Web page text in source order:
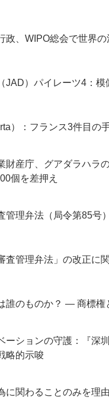
政、WIPO総会で世界の
JAD）パイレーツ4：
）：フランス3件目の
財産庁、グアダラハラ
個を差押え
管理弁法（局令第85号）
査管理弁法」の改正に
誰のものか？ ― 商標
ーションの守護：『深
略的示唆
に関わることのみを理